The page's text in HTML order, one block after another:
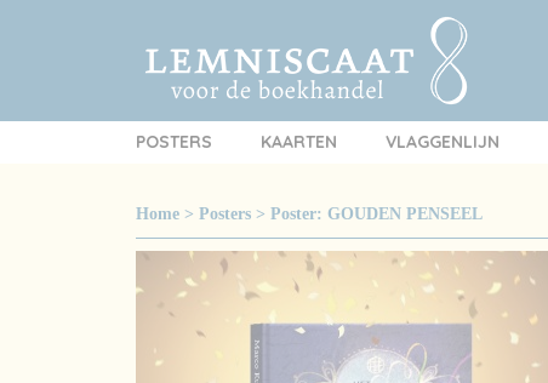
POSTERS KAARTEN VLAGGENLIJN
Home > Posters > Poster: GOUDEN PENSEEL